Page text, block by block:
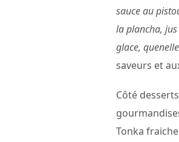
sauce au
la plancha,
glace,
saveurs et
Côté
Tonka